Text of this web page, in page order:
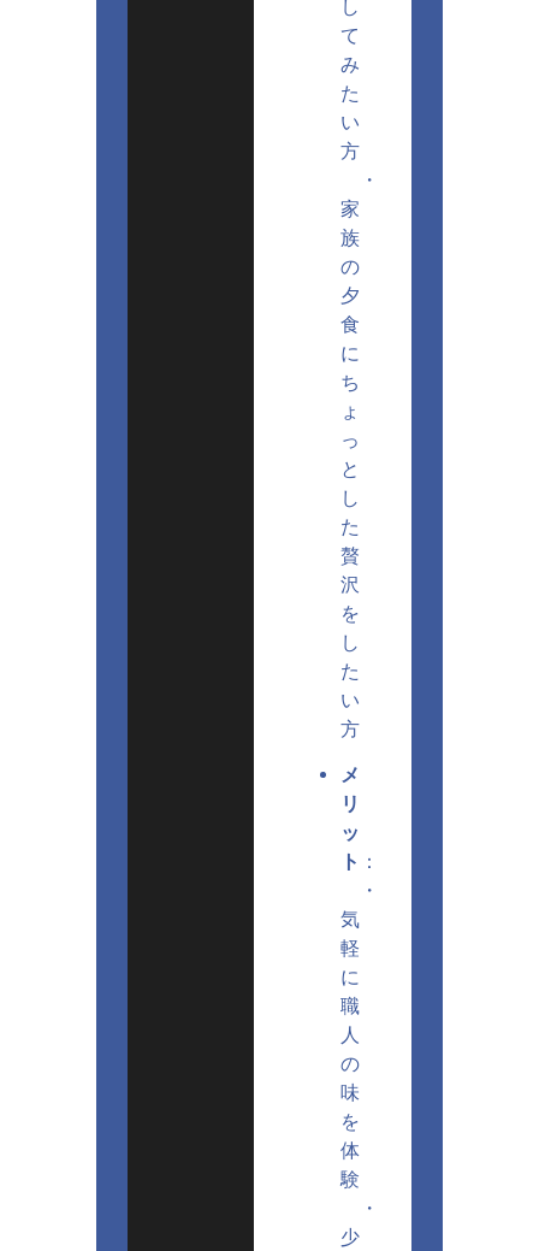
し
て
み
た
い
方
・
家
族
の
夕
食
に
ち
ょ
っ
と
し
た
贅
沢
を
し
た
い
方
メ
リ
ッ
ト ：
・
気
軽
に
職
人
の
味
を
体
験
・
少